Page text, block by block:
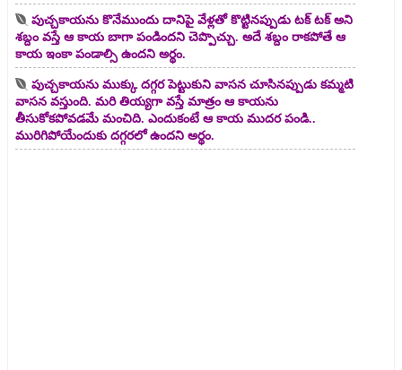
పుచ్చకాయను కొనేముందు దానిపై వేళ్లతో కొట్టినప్పుడు టక్ టక్ అని
శబ్దం వస్తే ఆ కాయ బాగా పండిందని చెప్పొచ్చు. అదే శబ్దం రాకపోతే ఆ
కాయ ఇంకా పండాల్సి ఉందని అర్థం.
పుచ్చకాయను ముక్కు దగ్గర పెట్టుకుని వాసన చూసినప్పుడు కమ్మటి
వాసన వస్తుంది. మరి తియ్యగా వస్తే మాత్రం ఆ కాయను
తీసుకోకపోవడమే మంచిది. ఎందుకంటే ఆ కాయ ముదర పండి..
మురిగిపోయేందుకు దగ్గరలో ఉందని అర్థం.